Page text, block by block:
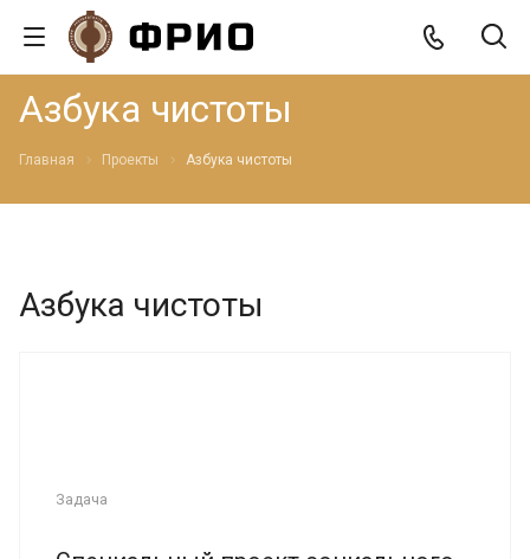
Азбука чистоты
Главная Проекты Азбука чистоты
Азбука чистоты
Задача